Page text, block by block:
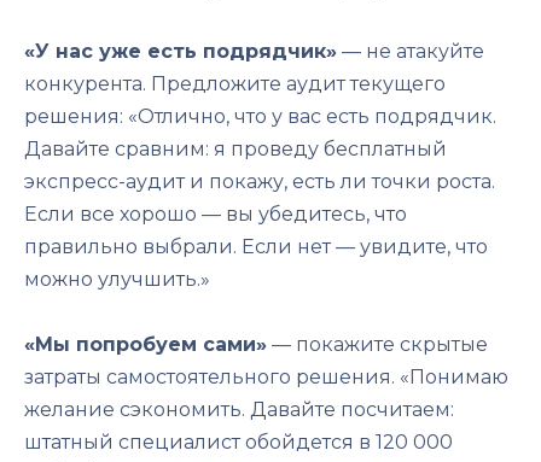
«У нас уже есть подрядчик» — не атакуйте
конкурента. Предложите аудит текущего
решения: «Отлично, что у вас есть подрядчик.
Давайте сравним: я проведу бесплатный
экспресс-аудит и покажу, есть ли точки роста.
Если все хорошо — вы убедитесь, что
правильно выбрали. Если нет — увидите, что
можно улучшить.»
«Мы попробуем сами» — покажите скрытые
затраты самостоятельного решения. «Понимаю
желание сэкономить. Давайте посчитаем:
штатный специалист обойдется в 120 000